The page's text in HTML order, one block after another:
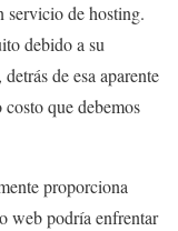
servicio de hosting.
debido a su
de esa aparente
que debemos
proporciona
web podría enfrentar